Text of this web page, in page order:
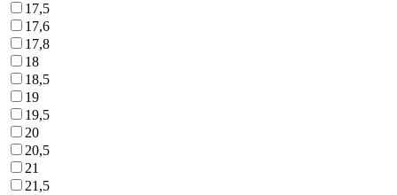
17,5
17,6
17,8
18
18,5
19
19,5
20
20,5
21
21,5